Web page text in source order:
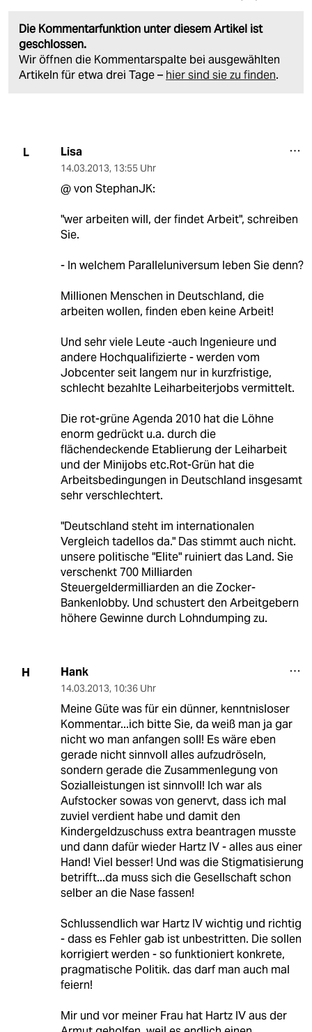
Die Kommentarfunktion unter diesem Artikel ist
geschlossen.
Wir öffnen die Kommentarspalte bei ausgewählten
Artikeln für etwa drei Tage – hier sind sie zu finden.
L Lisa
14.03.2013, 13:55 Uhr
@ von StephanJK:
"wer arbeiten will, der findet Arbeit", schreiben
Sie.
- In welchem Paralleluniversum leben Sie denn?
Millionen Menschen in Deutschland, die
arbeiten wollen, finden eben keine Arbeit!
Und sehr viele Leute -auch Ingenieure und
andere Hochqualifizierte - werden vom
Jobcenter seit langem nur in kurzfristige,
schlecht bezahlte Leiharbeiterjobs vermittelt.
Die rot-grüne Agenda 2010 hat die Löhne
enorm gedrückt u.a. durch die
flächendeckende Etablierung der Leiharbeit
und der Minijobs etc.Rot-Grün hat die
Arbeitsbedingungen in Deutschland insgesamt
sehr verschlechtert.
"Deutschland steht im internationalen
Vergleich tadellos da." Das stimmt auch nicht.
unsere politische "Elite" ruiniert das Land. Sie
verschenkt 700 Milliarden
Steuergeldermilliarden an die Zocker-
Bankenlobby. Und schustert den Arbeitgebern
höhere Gewinne durch Lohndumping zu.
H Hank
14.03.2013, 10:36 Uhr
Meine Güte was für ein dünner, kenntnisloser
Kommentar...ich bitte Sie, da weiß man ja gar
nicht wo man anfangen soll! Es wäre eben
gerade nicht sinnvoll alles aufzudröseln,
sondern gerade die Zusammenlegung von
Sozialleistungen ist sinnvoll! Ich war als
Aufstocker sowas von genervt, dass ich mal
zuviel verdient habe und damit den
Kindergeldzuschuss extra beantragen musste
und dann dafür wieder Hartz IV - alles aus einer
Hand! Viel besser! Und was die Stigmatisierung
betrifft...da muss sich die Gesellschaft schon
selber an die Nase fassen!
Schlussendlich war Hartz IV wichtig und richtig
- dass es Fehler gab ist unbestritten. Die sollen
korrigiert werden - so funktioniert konkrete,
pragmatische Politik. das darf man auch mal
feiern!
Mir und vor meiner Frau hat Hartz IV aus der